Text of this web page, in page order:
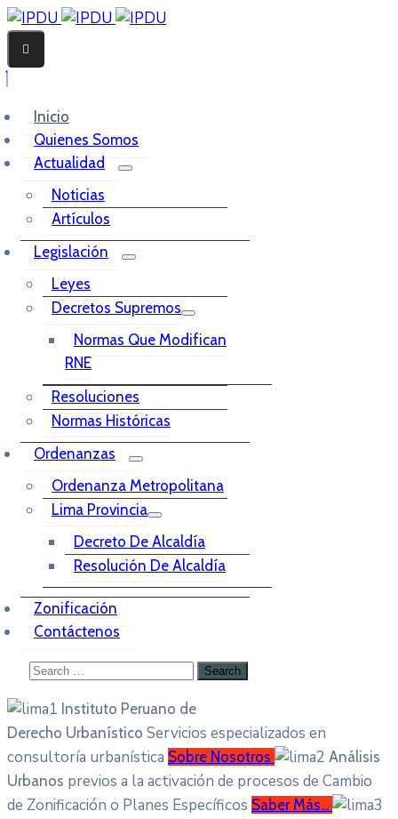
Inicio
Quienes Somos
Actualidad
Noticias
Artículos
Legislación
Leyes
Decretos Supremos
Normas Que Modifican
RNE
Resoluciones
Normas Históricas
Ordenanzas
Ordenanza Metropolitana
Lima Provincia
Decreto De Alcaldía
Resolución De Alcaldía
Zonificación
Contáctenos
Instituto Peruano de
Derecho Urbanístico Servicios especializados en
consultoría urbanística Sobre Nosotros
Análisis
Urbanos previos a la activación de procesos de Cambio
de Zonificación o Planes Específicos Saber Más...